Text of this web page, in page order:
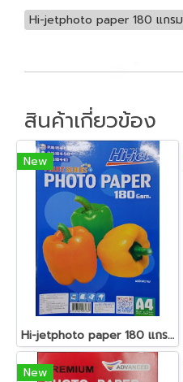
Hi-jetphoto paper 180 แกรม
สินค้าเกี่ยวข้อง
New
Hi-jetphoto paper 180 แกรม
New